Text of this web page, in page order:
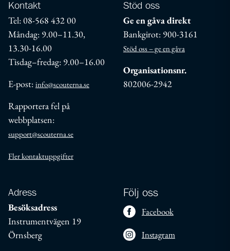
Kontakt
Tel: 08-568 432 00
Måndag: 9.00–11.30,
13.30-16.00
Tisdag–fredag: 9.00–16.00
E-post: info@scouterna.se
Rapportera fel på
webbplatsen:
support@scouterna.se
Fler kontaktuppgifter
Stöd oss
Ge en gåva direkt
Bankgirot: 900-3161
Stöd oss – ge en gåva
Organisationsnr.
802006-2942
Adress
Besöksadress
Instrumentvägen 19
Örnsberg
Följ oss
Facebook
Instagram